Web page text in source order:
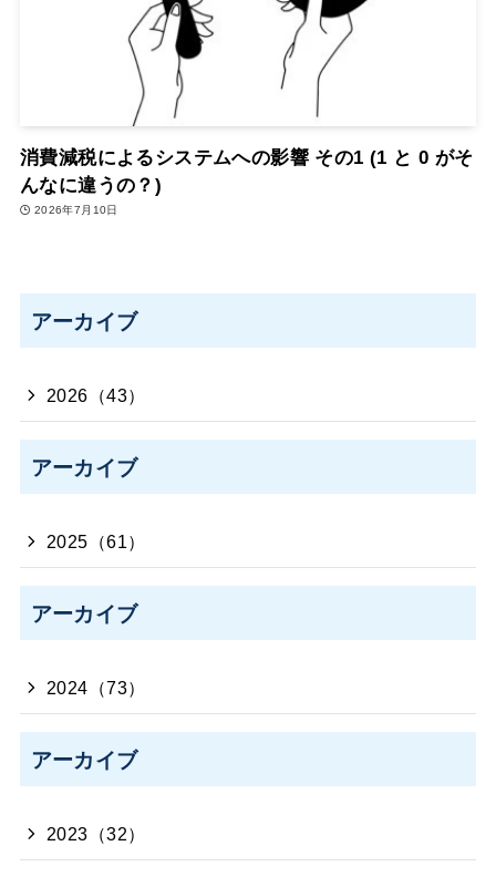
消費減税によるシステムへの影響 その1 (1 と 0 がそ
んなに違うの？)
2026年7月10日
アーカイブ
2026（43）
アーカイブ
2025（61）
アーカイブ
2024（73）
アーカイブ
2023（32）